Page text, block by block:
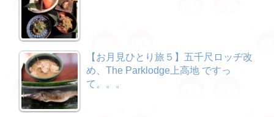
【お月見ひとり旅５】五千尺ロッヂ改
め、The Parklodge上高地 ですっ
て。。。